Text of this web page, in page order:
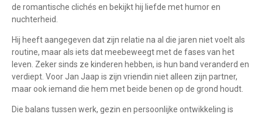
de romantische clichés en bekijkt hij liefde met humor en
nuchterheid.
Hij heeft aangegeven dat zijn relatie na al die jaren niet voelt als
routine, maar als iets dat meebeweegt met de fases van het
leven. Zeker sinds ze kinderen hebben, is hun band veranderd en
verdiept. Voor Jan Jaap is zijn vriendin niet alleen zijn partner,
maar ook iemand die hem met beide benen op de grond houdt.
Die balans tussen werk, gezin en persoonlijke ontwikkeling is